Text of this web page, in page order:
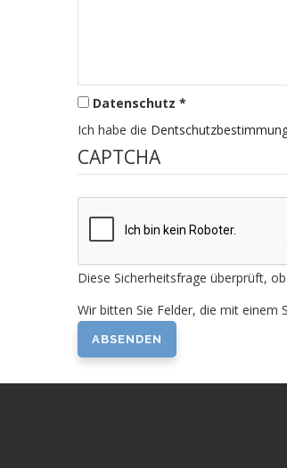
Datenschutz *
Ich habe die
CAPTCHA
Diese Sicherheitsfrage überprüft,
Wir bitten Sie Felder, die mit einem